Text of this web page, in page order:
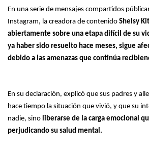
En una serie de mensajes compartidos
Instagram, la creadora de contenido Shelsy
abiertamente sobre una etapa difícil de su
ya haber sido resuelto hace meses, sigue
debido a las amenazas que continúa
En su declaración, explicó que sus padres y
hace tiempo la situación que vivió, y que su
nadie, sino liberarse de la carga emocional
perjudicando su salud mental.